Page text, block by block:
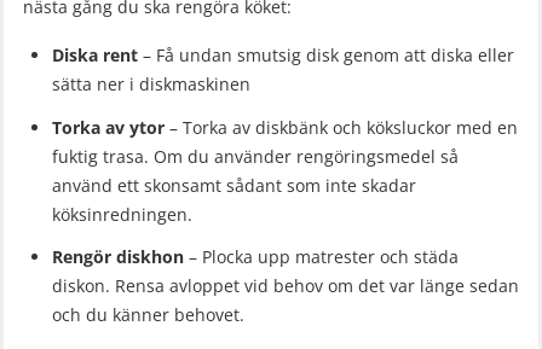
nästa gång du ska rengöra köket:
Diska rent – Få undan smutsig disk genom att diska eller
sätta ner i diskmaskinen
Torka av ytor – Torka av diskbänk och köksluckor med en
fuktig trasa. Om du använder rengöringsmedel så
använd ett skonsamt sådant som inte skadar
köksinredningen.
Rengör diskhon – Plocka upp matrester och städa
diskon. Rensa avloppet vid behov om det var länge sedan
och du känner behovet.